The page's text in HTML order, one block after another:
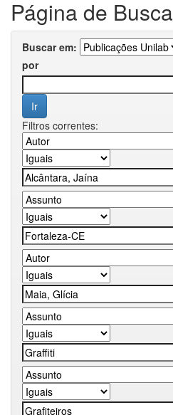
Página de Busca
Buscar em:
por
Filtros correntes: